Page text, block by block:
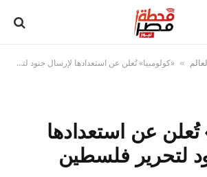
» «كولومبيا» تُعلن عن استعدادها لإرسال جنود لتحرير فلسطين
تُعلن عن استعدادها
لتحرير فلسطين